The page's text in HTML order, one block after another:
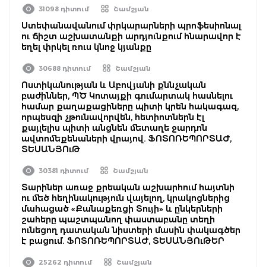
31098 դիտում Շամշյան
Ստեփանավանում փրկարարների պրոֆեսիոնալ
ու ճիշտ աշխատանքի արդյունքում հնարավոր է
եղել փրկել ռուս կնոջ կյանքը
30688 դիտում Շամշյան
Ոստիկանության և Աբովյանի քննչական
բաժիններ, ՊԾ Կոտայքի գումարտակ հասնելու
համար քաղաքացիները պիտի կրեն հակագազ,
որպեսզի չթունավորվեն, հետիոտներն էլ
քայլելիս պիտի անցնեն մետաղե ջարդոն
ավտոմեքենաների վրայով. ՖՈՏՈՌԵՊՈՐՏԱԺ,
ՏԵՍԱՆՅՈւԹ
30381 դիտում Շամշյան
Տարիներ առաջ քրեական աշխարհում հայտնի
ու մեծ հեղինակություն վայելող, կրակոցներից
մահացած «Քանաքեռցի Տույի» և ընկերների
շահերը պաշտպանող փաստաբանը տեղի
ունեցող դատական նիստերի մասին փակագծեր
է բացում. ՖՈՏՈՌԵՊՈՐՏԱԺ, ՏԵՍԱՆՅՈւԹԵՐ
25262 դիտում Շամշյան